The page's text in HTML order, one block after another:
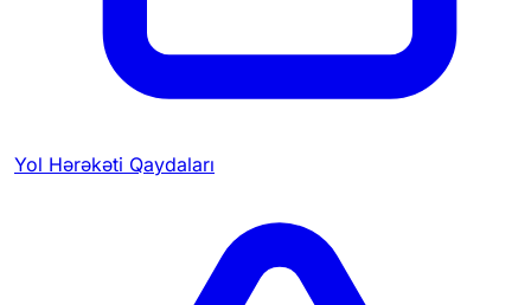
Yol Hərəkəti Qaydaları